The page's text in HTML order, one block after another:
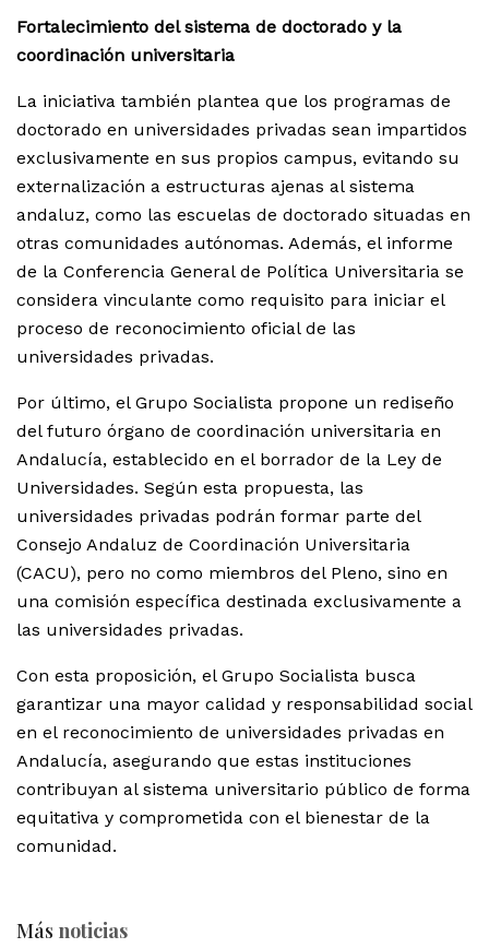
Fortalecimiento del sistema de doctorado y la
coordinación universitaria
La iniciativa también plantea que los programas de
doctorado en universidades privadas sean impartidos
exclusivamente en sus propios campus, evitando su
externalización a estructuras ajenas al sistema
andaluz, como las escuelas de doctorado situadas en
otras comunidades autónomas. Además, el informe
de la Conferencia General de Política Universitaria se
considera vinculante como requisito para iniciar el
proceso de reconocimiento oficial de las
universidades privadas.
Por último, el Grupo Socialista propone un rediseño
del futuro órgano de coordinación universitaria en
Andalucía, establecido en el borrador de la Ley de
Universidades. Según esta propuesta, las
universidades privadas podrán formar parte del
Consejo Andaluz de Coordinación Universitaria
(CACU), pero no como miembros del Pleno, sino en
una comisión específica destinada exclusivamente a
las universidades privadas.
Con esta proposición, el Grupo Socialista busca
garantizar una mayor calidad y responsabilidad social
en el reconocimiento de universidades privadas en
Andalucía, asegurando que estas instituciones
contribuyan al sistema universitario público de forma
equitativa y comprometida con el bienestar de la
comunidad.
Más noticias